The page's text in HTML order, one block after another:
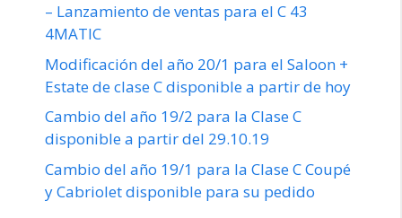
– Lanzamiento de ventas para el C 43
4MATIC
Modificación del año 20/1 para el Saloon +
Estate de clase C disponible a partir de hoy
Cambio del año 19/2 para la Clase C
disponible a partir del 29.10.19
Cambio del año 19/1 para la Clase C Coupé
y Cabriolet disponible para su pedido